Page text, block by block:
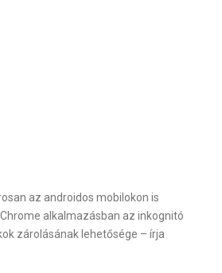
az androidos mobilokon is
alkalmazásban az inkognitó
zárolásának lehetősége – írja